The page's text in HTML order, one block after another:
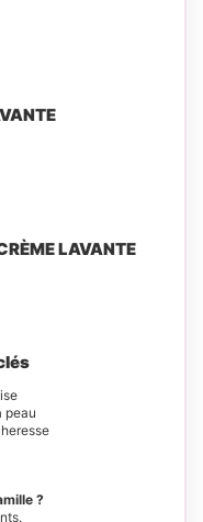
LAVANTE
peau
?